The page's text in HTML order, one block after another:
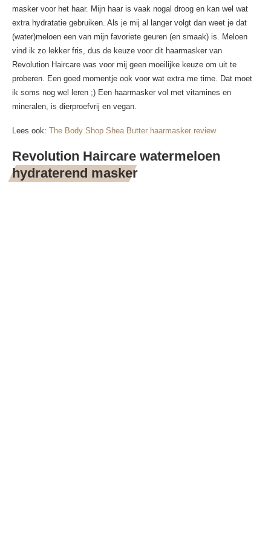
masker voor het haar. Mijn haar is vaak nogal droog en kan wel wat
extra hydratatie gebruiken. Als je mij al langer volgt dan weet je dat
(water)meloen een van mijn favoriete geuren (en smaak) is. Meloen
vind ik zo lekker fris, dus de keuze voor dit haarmasker van
Revolution Haircare was voor mij geen moeilijke keuze om uit te
proberen. Een goed momentje ook voor wat extra me time. Dat moet
ik soms nog wel leren ;) Een haarmasker vol met vitamines en
mineralen, is dierproefvrij en vegan.
Lees ook: The Body Shop Shea Butter haarmasker review
Revolution Haircare watermeloen
hydraterend masker